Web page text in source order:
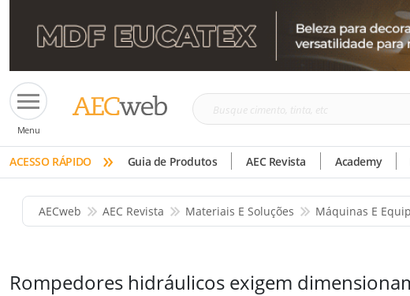
Menu
Busque
tinta,
etc
ACESSO RÁPIDO » Guia de Produtos AEC Revista Academy
AECweb AEC Revista Materiais E Soluções Máquinas E
Rompedores hidráulicos exigem